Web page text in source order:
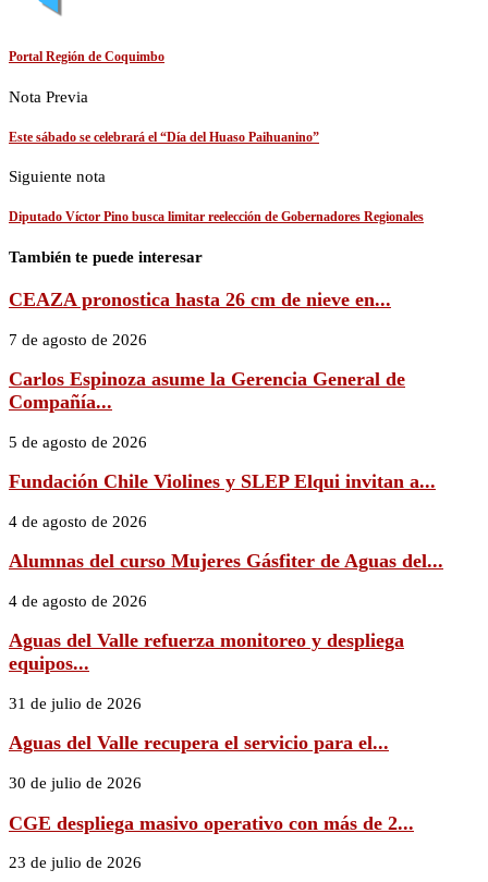
Portal Región de Coquimbo
Nota Previa
Este sábado se celebrará el “Día del Huaso Paihuanino”
Siguiente nota
Diputado Víctor Pino busca limitar reelección de Gobernadores Regionales
También te puede interesar
CEAZA pronostica hasta 26 cm de nieve en...
7 de agosto de 2026
Carlos Espinoza asume la Gerencia General de
Compañía...
5 de agosto de 2026
Fundación Chile Violines y SLEP Elqui invitan a...
4 de agosto de 2026
Alumnas del curso Mujeres Gásfiter de Aguas del...
4 de agosto de 2026
Aguas del Valle refuerza monitoreo y despliega
equipos...
31 de julio de 2026
Aguas del Valle recupera el servicio para el...
30 de julio de 2026
CGE despliega masivo operativo con más de 2...
23 de julio de 2026